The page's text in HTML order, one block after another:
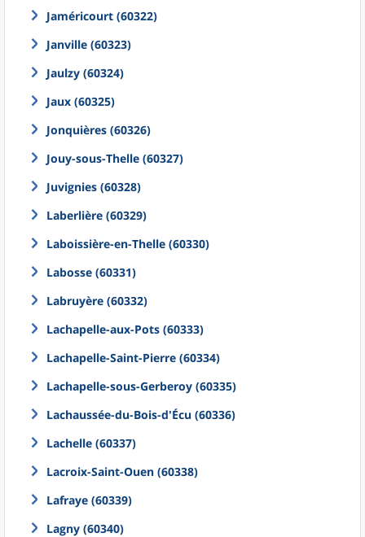
Jaméricourt (60322)
Janville (60323)
Jaulzy (60324)
Jaux (60325)
Jonquières (60326)
Jouy-sous-Thelle (60327)
Juvignies (60328)
Laberlière (60329)
Laboissière-en-Thelle (60330)
Labosse (60331)
Labruyère (60332)
Lachapelle-aux-Pots (60333)
Lachapelle-Saint-Pierre (60334)
Lachapelle-sous-Gerberoy (60335)
Lachaussée-du-Bois-d'Écu (60336)
Lachelle (60337)
Lacroix-Saint-Ouen (60338)
Lafraye (60339)
Lagny (60340)